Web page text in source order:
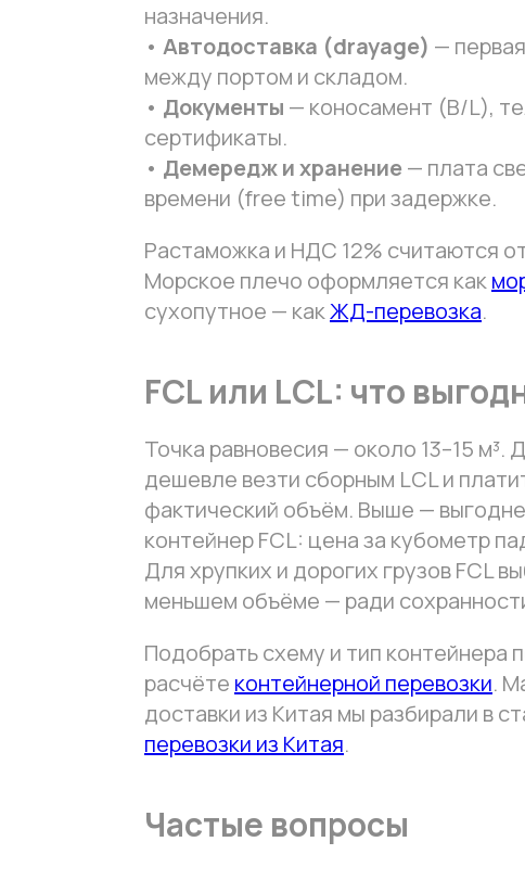
назначения.
• Автодоставка (drayage) —
между портом и складом.
• Документы — коносамент (B/L),
сертификаты.
• Демередж и хранение — плата
времени (free time) при задержке.
Растаможка и НДС 12% считаются
Морское плечо оформляется как
сухопутное — какЖД-перевозка.
FCL или LCL: что
Точка равновесия — около 13–15 м³.
дешевле везти сборным LCL и
фактический объём. Выше —
контейнер FCL: цена за кубометр
Для хрупких и дорогих грузов FCL
меньшем объёме — ради
Подобрать схему и тип контейнера
расчёте контейнерной перевозки.
доставки из Китая мы разбирали в
перевозки из Китая.
Частые вопросы